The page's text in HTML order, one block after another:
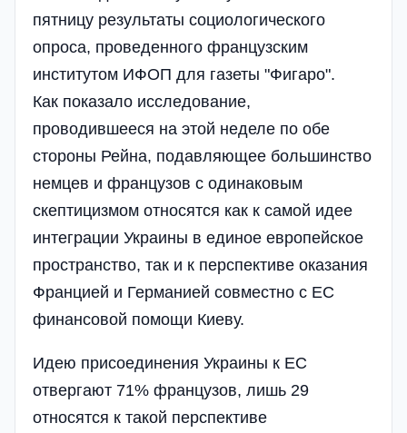
пятницу результаты социологического
опроса, проведенного французским
институтом ИФОП для газеты "Фигаро".
Как показало исследование,
проводившееся на этой неделе по обе
стороны Рейна, подавляющее большинство
немцев и французов с одинаковым
скептицизмом относятся как к самой идее
интеграции Украины в единое европейское
пространство, так и к перспективе оказания
Францией и Германией совместно с ЕС
финансовой помощи Киеву.
Идею присоединения Украины к ЕС
отвергают 71% французов, лишь 29
относятся к такой перспективе